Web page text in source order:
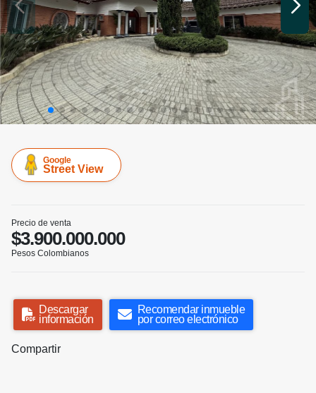
Google
Street View
Precio de venta
$3.900.000.000
Pesos Colombianos
Descargar
información
Recomendar inmueble
por correo electrónico
Compartir